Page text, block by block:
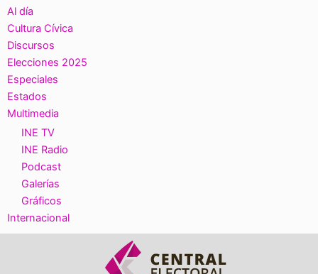
Al día
Cultura Cívica
Discursos
Elecciones 2025
Especiales
Estados
Multimedia
INE TV
INE Radio
Podcast
Galerías
Gráficos
Internacional